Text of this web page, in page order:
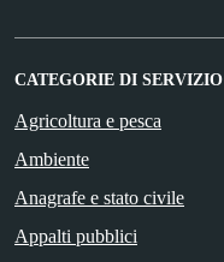
CATEGORIE DI SERVIZIO
Agricoltura e pesca
Ambiente
Anagrafe e stato civile
Appalti pubblici